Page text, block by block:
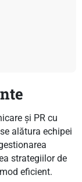
și PR cu
alătura echipei
strategiilor de
eficient.